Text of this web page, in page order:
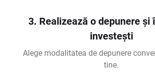
3. Realizează o depunere și
investești
Alege modalitatea de depunere
tine.